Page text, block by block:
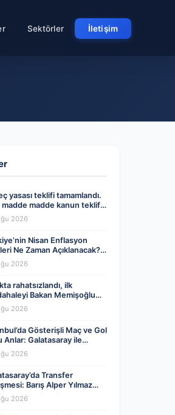
Sektörler İletişim
yasası teklifi tamamlandı.
madde madde kanun teklifi
tam metni
2026
Nisan Enflasyon
Ne Zaman Açıklanacak?
Tahminleri ve
2026
rahatsızlandı, ilk
Bakan Memişoğlu
2026
Gösterişli Maç ve Gol
Anlar: Galatasaray ile
Berabere Kaldı
2026
Transfer
Barış Alper Yılmaz
mı Yaklaşıyor?
2026